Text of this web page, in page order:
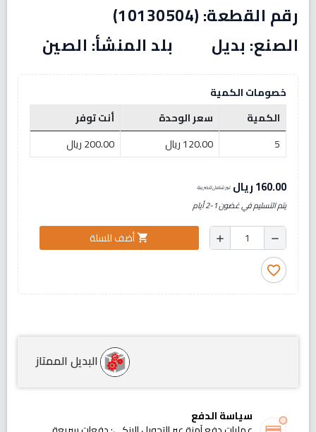
رقم القطعة: (10130504)
الصنع: بديل بلد المنشأ: الصين
خصومات الكمية
الكمية
سعر الوحدة
أنت توفر
5
120.00 ريال 200.00 ريال
160.00 ريال غير شامل للضريبة
يتم التسليم في غضون 1-2 أيام
remove
add
shopping_cartأضف للسلة
favorite_border
البديل الممتاز
سياسة الدفع